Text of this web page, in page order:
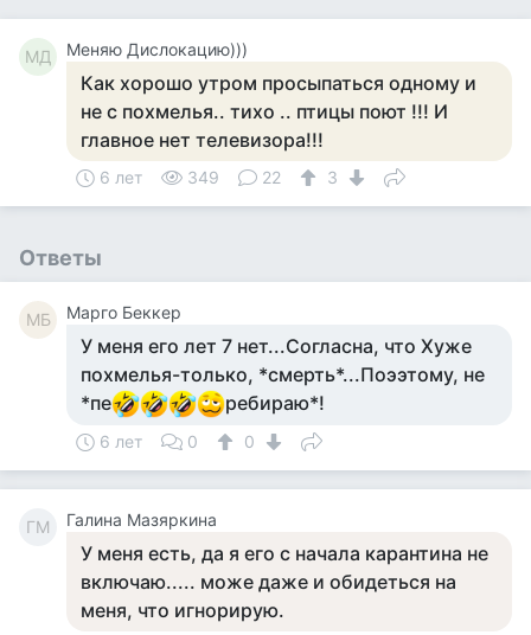
МД Меняю Дислокацию)))
Как хорошо утром просыпаться одному и
не с похмелья.. тихо .. птицы поют !!! И
главное нет телевизора!!!
6 лет 349 22 3
Ответы
MБ Mарго Беккер
У меня его лет 7 нет...Согласна, что Хуже
похмелья-только, *смерть*...Поээтому, не
*пе
ребираю*!
6 лет 0 0
ГМ Галина Мазяркина
У меня есть, да я его с начала карантина не
включаю..... може даже и обидеться на
меня, что игнорирую.